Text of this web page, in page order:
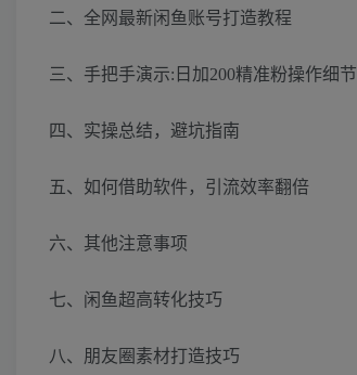
二、全网最新闲鱼账号打造教程
三、手把手演示:日加200精准粉操作细节
四、实操总结，避坑指南
五、如何借助软件，引流效率翻倍
六、其他注意事项
七、闲鱼超高转化技巧
八、朋友圈素材打造技巧